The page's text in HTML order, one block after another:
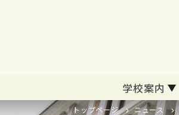
学校案内
トップページ ニュース